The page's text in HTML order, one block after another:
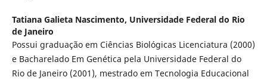
Tatiana Galieta Nascimento, Universidade Federal do Rio
de Janeiro
Possui graduação em Ciências Biológicas Licenciatura (2000)
e Bacharelado Em Genética pela Universidade Federal do
Rio de Janeiro (2001), mestrado em Tecnologia Educacional